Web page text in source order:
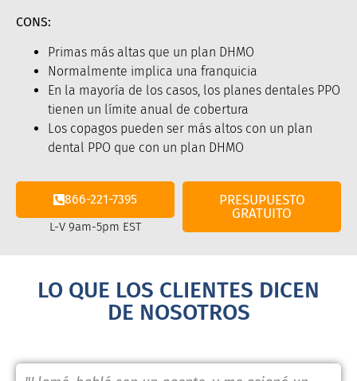
CONS:
Primas más altas que un plan DHMO
Normalmente implica una franquicia
En la mayoría de los casos, los planes dentales PPO
tienen un límite anual de cobertura
Los copagos pueden ser más altos con un plan
dental PPO que con un plan DHMO
866-221-7395
L-V 9am-5pm EST
PRESUPUESTO
GRATUITO
LO QUE LOS CLIENTES DICEN
DE NOSOTROS